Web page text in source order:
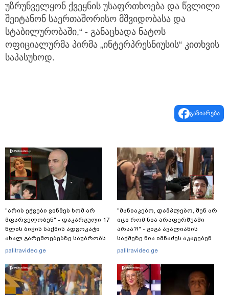
უზრუნველყონ ქვეყნის უსაფრთხოება და წვლილი
შეიტანონ საერთაშორისო მშვიდობასა და
სტაბილურობაში,“ - განაცხადა ნატოს
ოფიციალურმა პირმა „ინტერპრესნიუსის“ კითხვის
საპასუხოდ.
გაზიარება
"არის ეჭვები ვინმეს ხომ არ
მფარველობენ" - დაკარგული 17
წლის ბიჭის საქმის ადვოკატი
ახალ გარემოებებზე საუბრობს
palitravideo.ge
"მანიაკებო, დამპლებო, შენ არ
იცი რომ ნია არაფერშუაში
არაა?!" - გიგა ავალიანის
საქმეზე ნია იმნაძეს აკავებენ
palitravideo.ge